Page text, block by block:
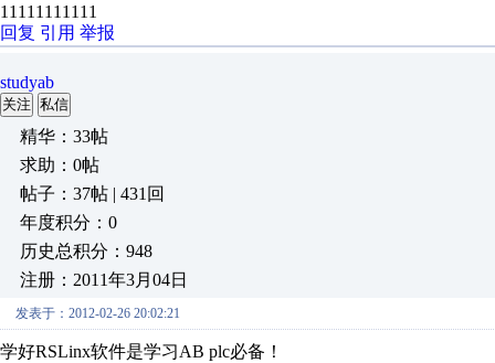
11111111111
回复 引用 举报
studyab
关注 私信
精华：33帖
求助：0帖
帖子：37帖 | 431回
年度积分：0
历史总积分：948
注册：2011年3月04日
发表于：2012-02-26 20:02:21
学好RSLinx软件是学习AB plc必备！